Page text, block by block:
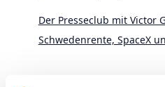
Der Presseclub mit Victor
Schwedenrente, SpaceX